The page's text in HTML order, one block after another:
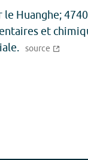
le Huanghe;
et
source